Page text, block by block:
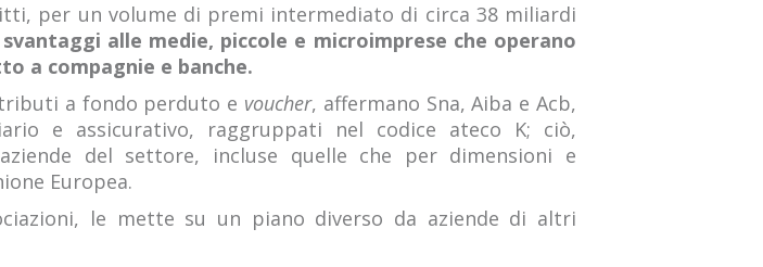
per un volume di premi intermediato di circa 38 miliardi
alle medie, piccole e microimprese che operano
a compagnie e banche.
a fondo perduto e voucher, affermano Sna, Aiba e Acb,
e assicurativo, raggruppati nel codice ateco K; ciò,
del settore, incluse quelle che per dimensioni e
Europea.
le mette su un piano diverso da aziende di altri